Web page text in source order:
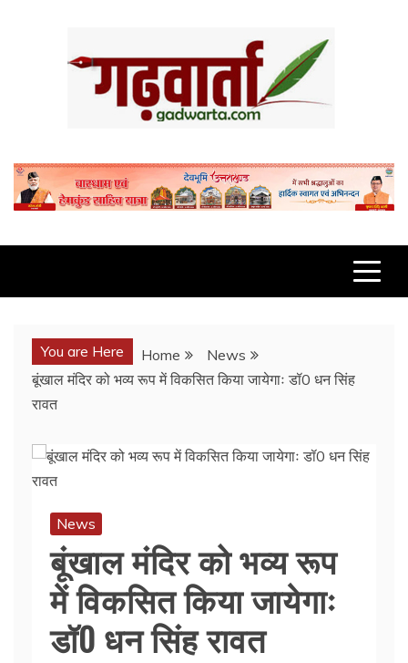
You are Here Home
News
बूंखाल मंदिर को भव्य रूप में विकसित किया जायेगाः डॉ0 धन सिंह
रावत
News
बूंखाल मंदिर को भव्य रूप
में विकसित किया जायेगाः
डॉ0 धन सिंह रावत